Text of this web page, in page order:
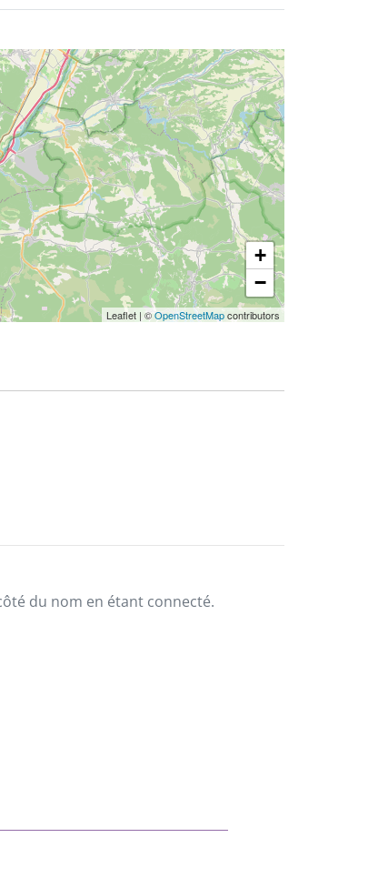
+
−
Leaflet | ©OpenStreetMapcontributors
du nom en étant connecté.